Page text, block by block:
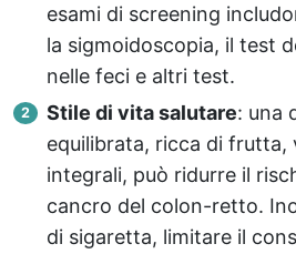
esami di screening
la sigmoidoscopia, il test
nelle feci e altri test.
Stile di vita salutare: una
equilibrata, ricca di frutta,
integrali, può ridurre il
cancro del colon-retto.
di sigaretta, limitare il